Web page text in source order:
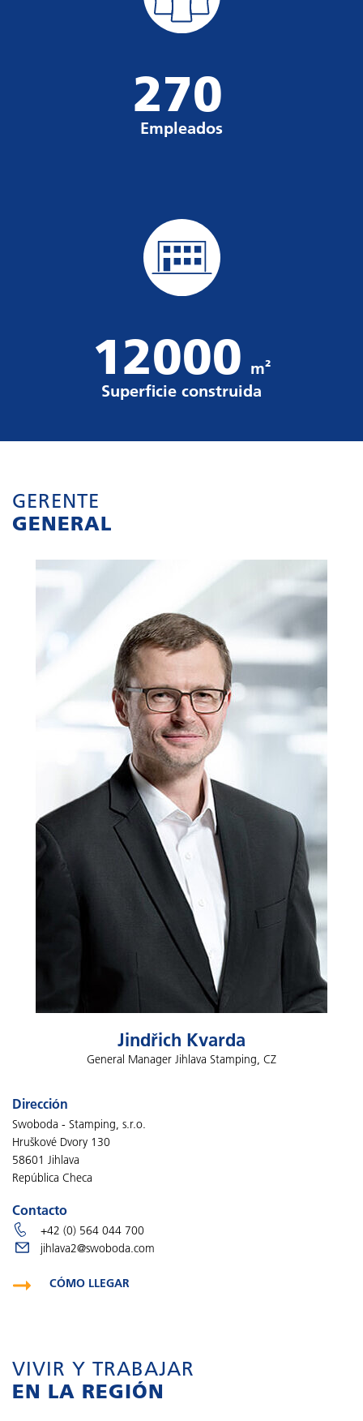
270
Empleados
12000 m²
Superficie construida
GERENTE
GENERAL
Jindřich Kvarda
General Manager Jihlava Stamping, CZ
Dirección
Swoboda - Stamping, s.r.o.
Hruškové Dvory 130
58601 Jihlava
República Checa
Contacto
+42 (0) 564 044 700
jihlava2@swoboda.com
CÓMO LLEGAR
VIVIR Y TRABAJAR
EN LA REGIÓN